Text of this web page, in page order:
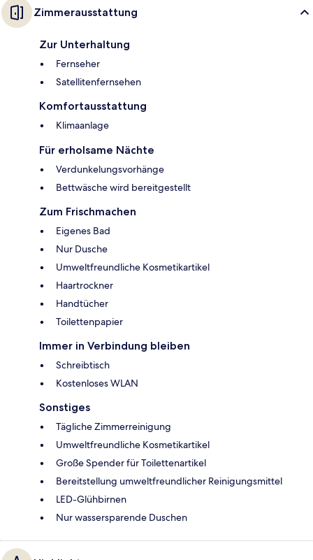
Zimmerausstattung
Zur Unterhaltung
Fernseher
Satellitenfernsehen
Komfortausstattung
Klimaanlage
Für erholsame Nächte
Verdunkelungsvorhänge
Bettwäsche wird bereitgestellt
Zum Frischmachen
Eigenes Bad
Nur Dusche
Umweltfreundliche Kosmetikartikel
Haartrockner
Handtücher
Toilettenpapier
Immer in Verbindung bleiben
Schreibtisch
Kostenloses WLAN
Sonstiges
Tägliche Zimmerreinigung
Umweltfreundliche Kosmetikartikel
Große Spender für Toilettenartikel
Bereitstellung umweltfreundlicher Reinigungsmittel
LED-Glühbirnen
Nur wassersparende Duschen